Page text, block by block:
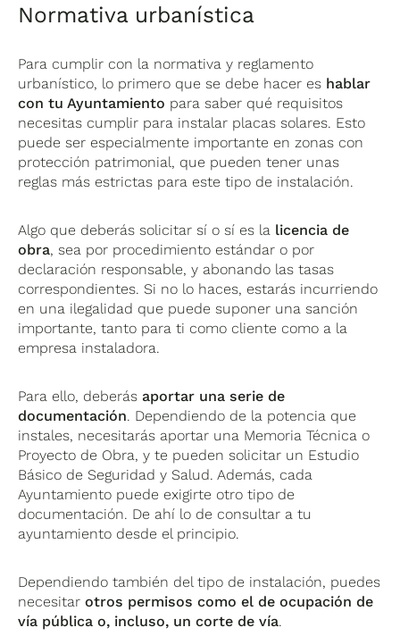
Normativa urbanística
Para cumplir con la normativa y reglamento
urbanístico, lo primero que se debe hacer es hablar
con tu Ayuntamiento para saber qué requisitos
necesitas cumplir para instalar placas solares. Esto
puede ser especialmente importante en zonas con
protección patrimonial, que pueden tener unas
reglas más estrictas para este tipo de instalación.
Algo que deberás solicitar sí o sí es la licencia de
obra, sea por procedimiento estándar o por
declaración responsable, y abonando las tasas
correspondientes. Si no lo haces, estarás incurriendo
en una ilegalidad que puede suponer una sanción
importante, tanto para ti como cliente como a la
empresa instaladora.
Para ello, deberás aportar una serie de
documentación. Dependiendo de la potencia que
instales, necesitarás aportar una Memoria Técnica o
Proyecto de Obra, y te pueden solicitar un Estudio
Básico de Seguridad y Salud. Además, cada
Ayuntamiento puede exigirte otro tipo de
documentación. De ahí lo de consultar a tu
ayuntamiento desde el principio.
Dependiendo también del tipo de instalación, puedes
necesitarotros permisos como el de ocupación de
vía pública o, incluso, un corte de vía.